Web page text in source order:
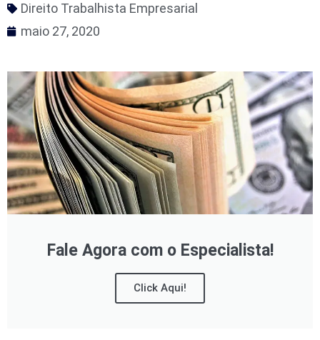
Direito Trabalhista Empresarial
maio 27, 2020
Fale Agora com o Especialista!
Click Aqui!